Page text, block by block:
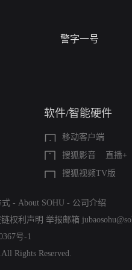
警字一号
软件/智能硬件
移动客户端
搜狐影音
直播+
搜狐视频TV版
式 - About SOHU - 公司介绍
权利声明 举报邮箱
号-1
Rights Reserved.